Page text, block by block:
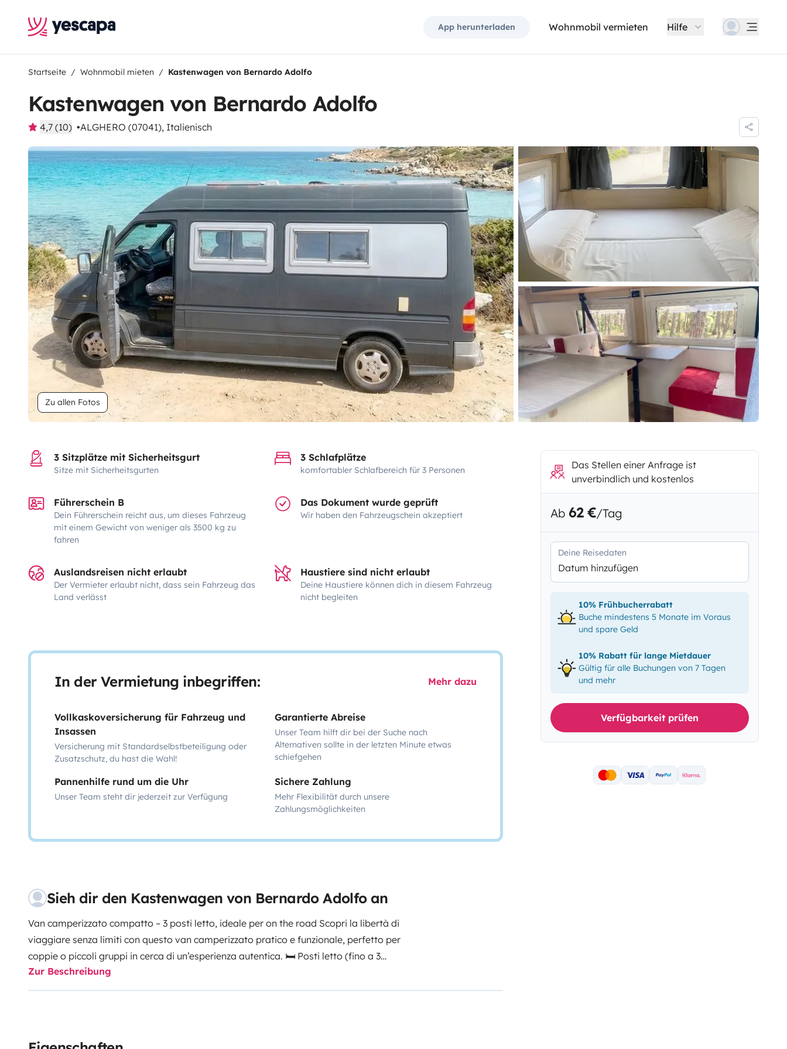
App herunterladen Wohnmobil vermieten Hilfe
Startseite Wohnmobil mieten Kastenwagen von Bernardo Adolfo
Kastenwagen von Bernardo Adolfo
4,7 (10) ALGHERO (07041), Italienisch
Zu allen Fotos
3 Sitzplätze mit Sicherheitsgurt
Sitze mit Sicherheitsgurten
3 Schlafplätze
komfortabler Schlafbereich für 3 Personen
Führerschein B
Dein Führerschein reicht aus, um dieses Fahrzeug
mit einem Gewicht von weniger als 3500 kg zu
fahren
Das Dokument wurde geprüft
Wir haben den Fahrzeugschein akzeptiert
Auslandsreisen nicht erlaubt
Der Vermieter erlaubt nicht, dass sein Fahrzeug das
Land verlässt
Haustiere sind nicht erlaubt
Deine Haustiere können dich in diesem Fahrzeug
nicht begleiten
In der Vermietung inbegriffen: Mehr dazu
Vollkaskoversicherung für Fahrzeug und
Insassen
Versicherung mit Standardselbstbeteiligung oder
Zusatzschutz, du hast die Wahl!
Garantierte Abreise
Unser Team hilft dir bei der Suche nach
Alternativen sollte in der letzten Minute etwas
schiefgehen
Pannenhilfe rund um die Uhr
Unser Team steht dir jederzeit zur Verfügung
Sichere Zahlung
Mehr Flexibilität durch unsere
Zahlungsmöglichkeiten
Sieh dir den Kastenwagen von Bernardo Adolfo an
Van camperizzato compatto – 3 posti letto, ideale per on the road Scopri la libertà di
viaggiare senza limiti con questo van camperizzato pratico e funzionale, perfetto per
coppie o piccoli gruppi in cerca di un’esperienza autentica. 🛏 Posti letto (fino a 3
persone) • Letto per due persone fisso posteriore, sempre pronto all’uso • Secondo
letto singolo ricavabile dalla dinette: è sufficiente abbassare il tavolo e aggiungere i
Zur Beschreibung
Das Stellen einer Anfrage ist
unverbindlich und kostenlos
Ab 62 €/Tag
Deine Reisedaten
Datum hinzufügen
10% Frühbucherrabatt
Buche mindestens 5 Monate im Voraus
und spare Geld
10% Rabatt für lange Mietdauer
Gültig für alle Buchungen von 7 Tagen
und mehr
Verfügbarkeit prüfen